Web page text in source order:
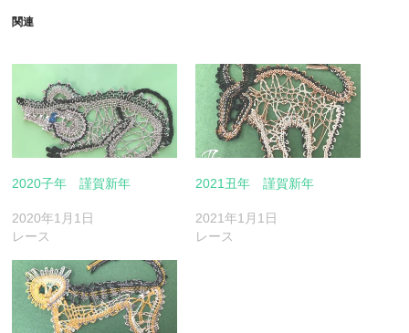
関連
2020子年 謹賀新年
2020年1月1日
レース
2021丑年 謹賀新年
2021年1月1日
レース